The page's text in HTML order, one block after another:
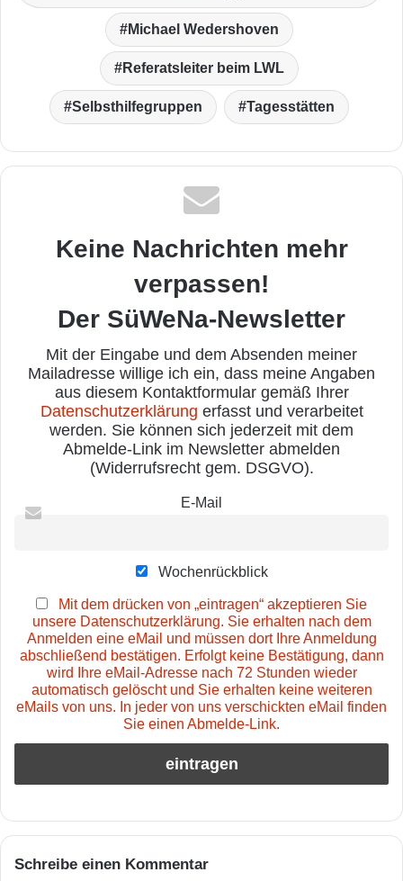
Michael Wedershoven
Referatsleiter beim LWL
Selbsthilfegruppen Tagesstätten
Keine Nachrichten mehr
verpassen!
Der SüWeNa-Newsletter
Mit der Eingabe und dem Absenden meiner
Mailadresse willige ich ein, dass meine Angaben
aus diesem Kontaktformular gemäß Ihrer
Datenschutzerklärung erfasst und verarbeitet
werden. Sie können sich jederzeit mit dem
Abmelde-Link im Newsletter abmelden
(Widerrufsrecht gem. DSGVO).
E-Mail
Wochenrückblick
Mit dem drücken von „eintragen“ akzeptieren Sie
unsere Datenschutzerklärung. Sie erhalten nach dem
Anmelden eine eMail und müssen dort Ihre Anmeldung
abschließend bestätigen. Erfolgt keine Bestätigung, dann
wird Ihre eMail-Adresse nach 72 Stunden wieder
automatisch gelöscht und Sie erhalten keine weiteren
eMails von uns. In jeder von uns verschickten eMail finden
Sie einen Abmelde-Link.
Schreibe einen Kommentar